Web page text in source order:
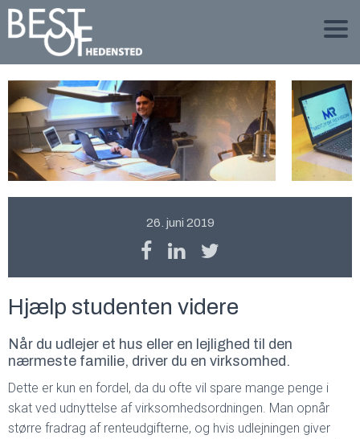
26. juni 2019
Hjælp studenten videre
Når du udlejer et hus eller en lejlighed til den
nærmeste familie, driver du en virksomhed.
Dette er kun en fordel, da du ofte vil spare mange penge i
skat ved udnyttelse af virksomhedsordningen. Man opnår
større fradrag af renteudgifterne, og hvis udlejningen giver